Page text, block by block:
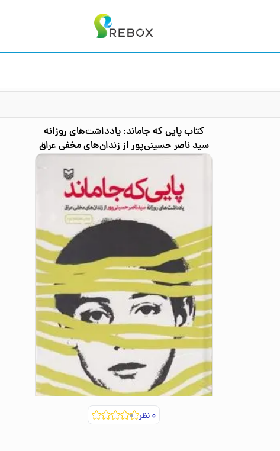
کتابپایی که جاماند: یادداشت‌های روزانه
سید ناصر حسینی‌پور از زندان‌های مخفی عراق
۰نظر